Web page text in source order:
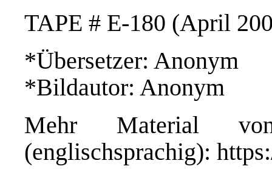
TAPE # E-180 (April
*Übersetzer: Anonym
*Bildautor: Anonym
Mehr Material
(englischsprachig):